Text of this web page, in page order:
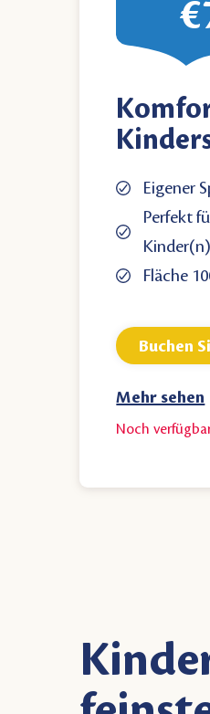
Eigener
Perfekt
Kinder(n)
Fläche
Noch
Mehr sehen
Buchen